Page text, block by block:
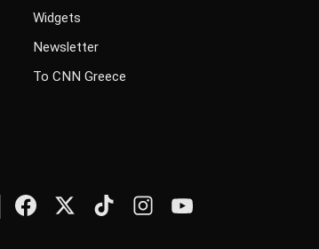
Widgets
Newsletter
Το CNN Greece